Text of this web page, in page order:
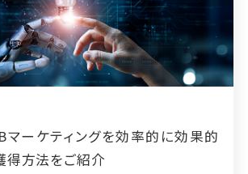
ーケティングを効率的に効果的
得方法をご紹介